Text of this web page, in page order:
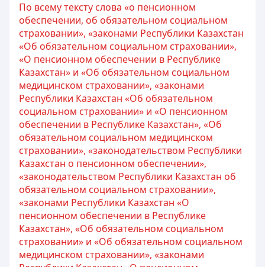
По всему тексту слова «о пенсионном
обеспечении, об обязательном социальном
страховании», «законами Республики Казахстан
«Об обязательном социальном страховании»,
«О пенсионном обеспечении в Республике
Казахстан» и «Об обязательном социальном
медицинском страховании», «законами
Республики Казахстан «Об обязательном
социальном страховании» и «О пенсионном
обеспечении в Республике Казахстан», «Об
обязательном социальном медицинском
страховании», «законодательством Республики
Казахстан о пенсионном обеспечении»,
«законодательством Республики Казахстан об
обязательном социальном страховании»,
«законами Республики Казахстан «О
пенсионном обеспечении в Республике
Казахстан», «Об обязательном социальном
страховании» и «Об обязательном социальном
медицинском страховании», «законами